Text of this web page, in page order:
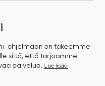
-ohjelmaan on takeemme
siitä, että tarjoamme
palvelua.
Lue lisää